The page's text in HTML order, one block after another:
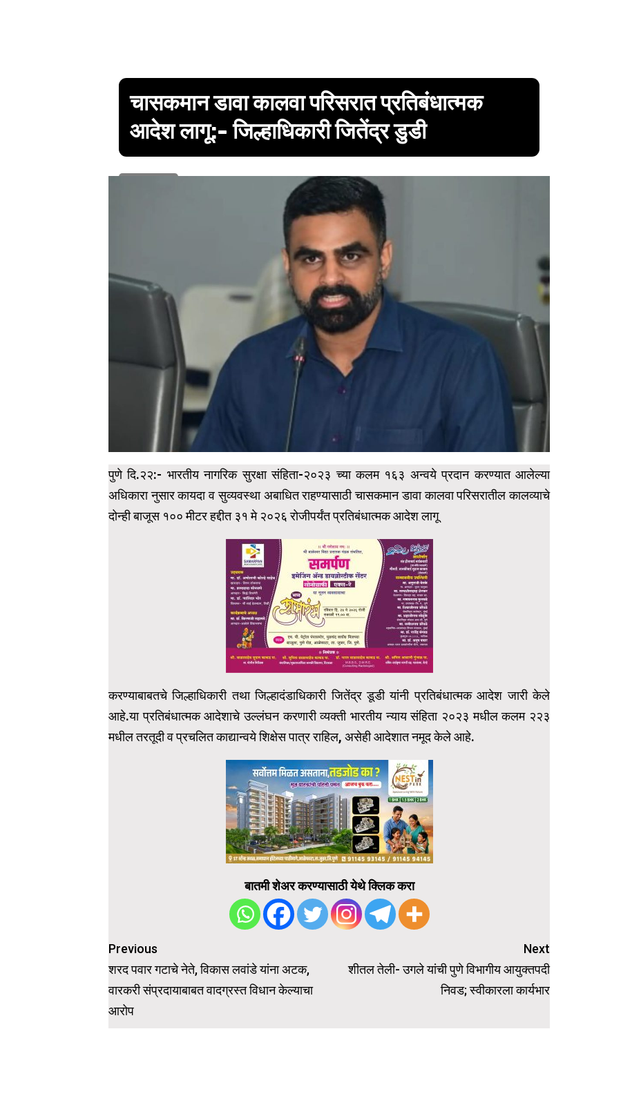
चासकमान डावा कालवा परिसरात प्रतिबंधात्मक
आदेश लागू:- जिल्हाधिकारी जितेंद्र डुडी
पुणे दि.२२:- भारतीय नागरिक सुरक्षा संहिता-२०२३ च्या कलम १६३ अन्वये प्रदान करण्यात आलेल्या
अधिकारा नुसार कायदा व सुव्यवस्था अबाधित राहण्यासाठी चासकमान डावा कालवा परिसरातील कालव्याचे
दोन्ही बाजूस १०० मीटर हद्दीत ३१ मे २०२६ रोजीपर्यंत प्रतिबंधात्मक आदेश लागू
करण्याबाबतचे जिल्हाधिकारी तथा जिल्हादंडाधिकारी जितेंद्र डूडी यांनी प्रतिबंधात्मक आदेश जारी केले
आहे.या प्रतिबंधात्मक आदेशाचे उल्लंघन करणारी व्यक्ती भारतीय न्याय संहिता २०२३ मधील कलम २२३
मधील तरतूदी व प्रचलित काद्यान्वये शिक्षेस पात्र राहिल, असेही आदेशात नमूद केले आहे.
बातमी शेअर करण्यासाठी येथे क्लिक करा
Post
navigation
Previous
शरद पवार गटाचे नेते, विकास लवांडे यांना अटक,
वारकरी संप्रदायाबाबत वादग्रस्त विधान केल्याचा
आरोप
Next
शीतल तेली- उगले यांची पुणे विभागीय आयुक्तपदी
निवड; स्वीकारला कार्यभार